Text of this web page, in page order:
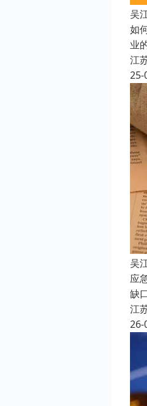
吴
如
业
江
25-
吴
应
缺
江
26-